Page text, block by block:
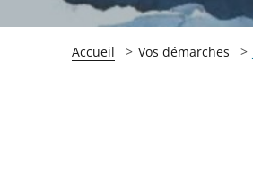
Accueil Vos démarches